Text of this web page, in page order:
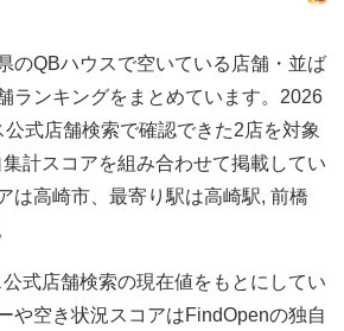
のQBハウスで空いている店舗・並ば
ランキングをまとめています。2026
式店舗検索で確認できた2店を対象
計スコアを組み合わせて掲載してい
は高崎市、最寄り駅は高崎駅, 前橋
式店舗検索の現在値をもとにしてい
や空き状況スコアはFindOpenの独自